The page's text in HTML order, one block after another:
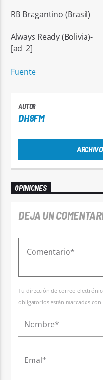
RB Bragantino (Brasil)
Always Ready (Bolivia)-
[ad_2]
Fuente
AUTOR
DH8FM
OPINIONES
DEJA UN
Tu dirección de correo
obligatorios están marcados con